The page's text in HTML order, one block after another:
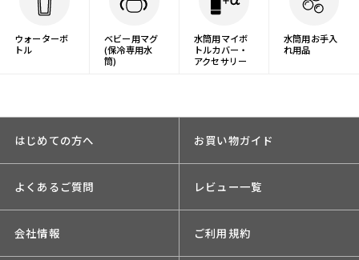
ウォーターボ
トル
ベビー用マグ
(保冷専用水
筒)
水筒用マイボ
トルカバー・
アクセサリー
水筒用お手入
れ用品
はじめての方へ お買い物ガイド
よくあるご質問 レビュー一覧
会社情報 ご利用規約